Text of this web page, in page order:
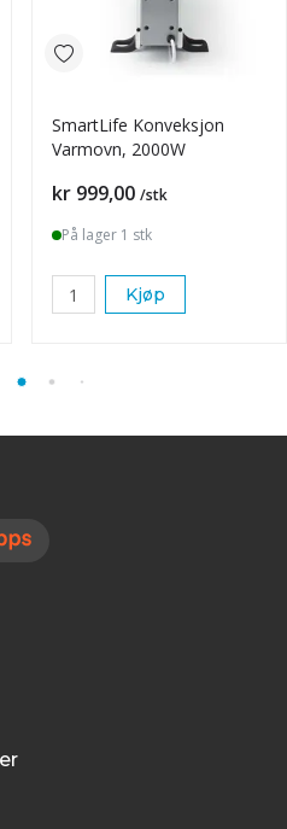
SmartLife Konveksjon
Varmovn, 2000W
Pris
kr 999,00 /stk
På lager 1 stk
Kjøp